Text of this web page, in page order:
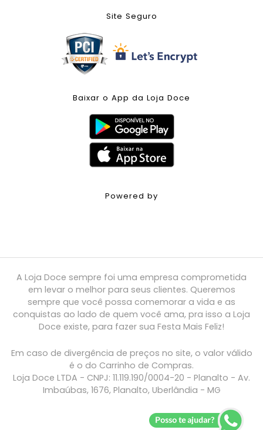
Site Seguro
Baixar o App da Loja Doce
Powered by
A Loja Doce sempre foi uma empresa comprometida
em levar o melhor para seus clientes. Queremos
sempre que você possa comemorar a vida e as
conquistas ao lado de quem você ama, pra isso a Loja
Doce existe, para fazer sua Festa Mais Feliz!
Em caso de divergência de preços no site, o valor válido
é o do Carrinho de Compras.
Loja Doce LTDA - CNPJ: 11.119.190/0004-20 - Planalto - Av.
Imbaúbas, 1676, Planalto, Uberlândia - MG